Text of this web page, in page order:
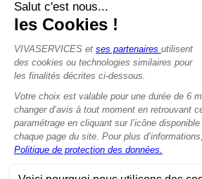
Jardinage
Bricolage
Nounou
Seniors
Handicaps
© 2015 - 2026VIVASERVICES
Modifier vos préférences en